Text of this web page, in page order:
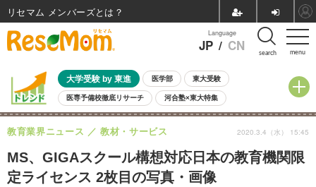
menu
Language
JP / CN search
大学受験 by 東進 医学部 東大受験
医専予備校徹底リサーチ 河合塾×東大特集
親子で考える大学選び 高校受験 中学受験 小学校受験
共通テスト 夏休み 8月開催学校説明会・相談会
8月開催イベント・WS 全国公立高校 過去問 人気記事
自由研究教材（小学生向け） 自由研究教材（中学生向け）
MS、GIGAスクール構想対応日本の教育機関限
定ライセンス 2枚目の写真・画像
教育業界ニュース 教材・サービス 2020.3.4（水） 15:45
リセマム メンバーズ